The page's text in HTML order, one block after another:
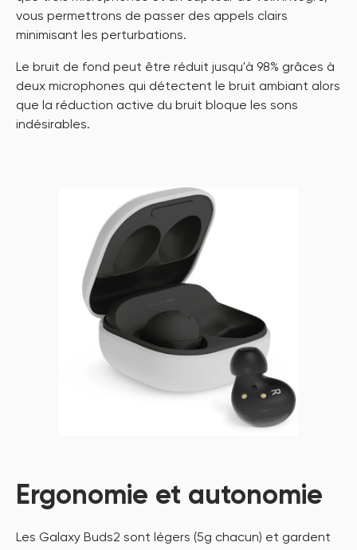
vous permettrons de passer des appels clairs
minimisant les perturbations.
Le bruit de fond peut être réduit jusqu'à 98% grâces à
deux microphones qui détectent le bruit ambiant alors
que la réduction active du bruit bloque les sons
indésirables.
Ergonomie et autonomie
Les Galaxy Buds2 sont légers (5g chacun) et gardent